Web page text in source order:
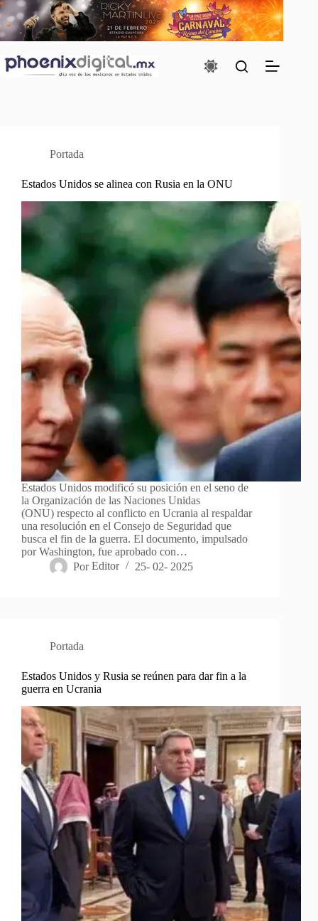
Saltar
al
contenido
Portada
Estados Unidos se alinea con Rusia en la ONU
Estados Unidos modificó su posición en el seno de
la Organización de las Naciones Unidas
(ONU) respecto al conflicto en Ucrania al respaldar
una resolución en el Consejo de Seguridad que
busca el fin de la guerra. El documento, impulsado
por Washington, fue aprobado con…
Por Editor 25- 02- 2025
Portada
Estados Unidos y Rusia se reúnen para dar fin a la
guerra en Ucrania